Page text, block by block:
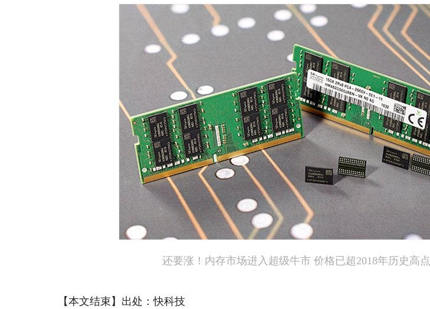
还要涨！内存市场进入超级牛市 价格已超2018年历史高点
【本文结束】出处：快科技